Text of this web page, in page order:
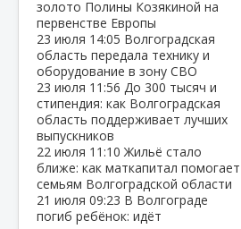
золото Полины Козякиной на
первенстве Европы
23 июля 14:05 Волгоградская
область передала технику и
оборудование в зону СВО
23 июля 11:56 До 300 тысяч и
стипендия: как Волгоградская
область поддерживает лучших
выпускников
22 июля 11:10Жильё стало
ближе: как маткапитал помогает
семьям Волгоградской области
21 июля 09:23 В Волгограде
погиб ребёнок: идёт